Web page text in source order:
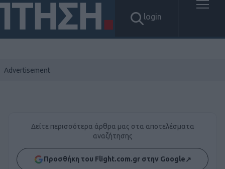
login
Δείτε περισσότερα άρθρα μας στα αποτελέσματα
αναζήτησης
Προσθήκη του Flight.com.gr στην Google↗